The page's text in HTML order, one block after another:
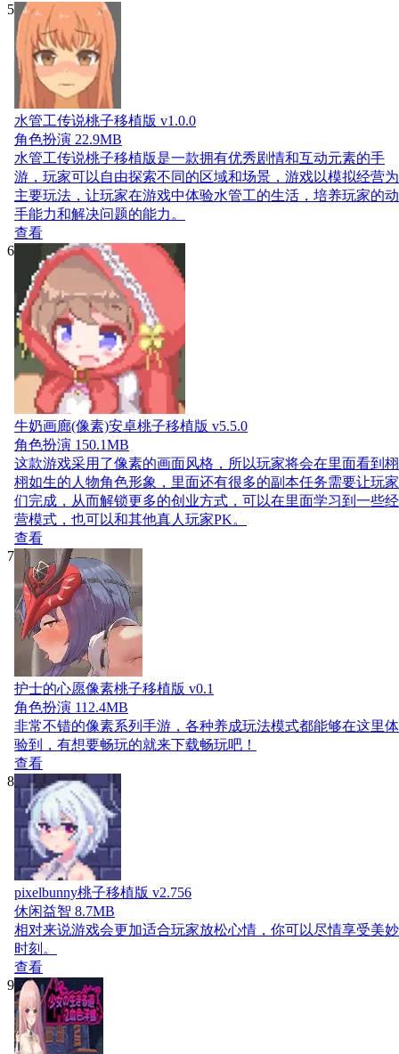
5
水管工传说桃子移植版 v1.0.0
角色扮演 22.9MB
水管工传说桃子移植版是一款拥有优秀剧情和互动元素的手
游，玩家可以自由探索不同的区域和场景，游戏以模拟经营为
主要玩法，让玩家在游戏中体验水管工的生活，培养玩家的动
手能力和解决问题的能力。
查看
6
牛奶画廊(像素)安卓桃子移植版 v5.5.0
角色扮演 150.1MB
这款游戏采用了像素的画面风格，所以玩家将会在里面看到栩
栩如生的人物角色形象，里面还有很多的副本任务需要让玩家
们完成，从而解锁更多的创业方式，可以在里面学习到一些经
营模式，也可以和其他真人玩家PK。
查看
7
护士的心愿像素桃子移植版 v0.1
角色扮演 112.4MB
非常不错的像素系列手游，各种养成玩法模式都能够在这里体
验到，有想要畅玩的就来下载畅玩吧！
查看
8
pixelbunny桃子移植版 v2.756
休闲益智 8.7MB
相对来说游戏会更加适合玩家放松心情，你可以尽情享受美妙
时刻。
查看
9